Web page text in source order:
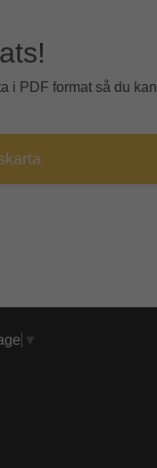
i PDF format så du kan
▼